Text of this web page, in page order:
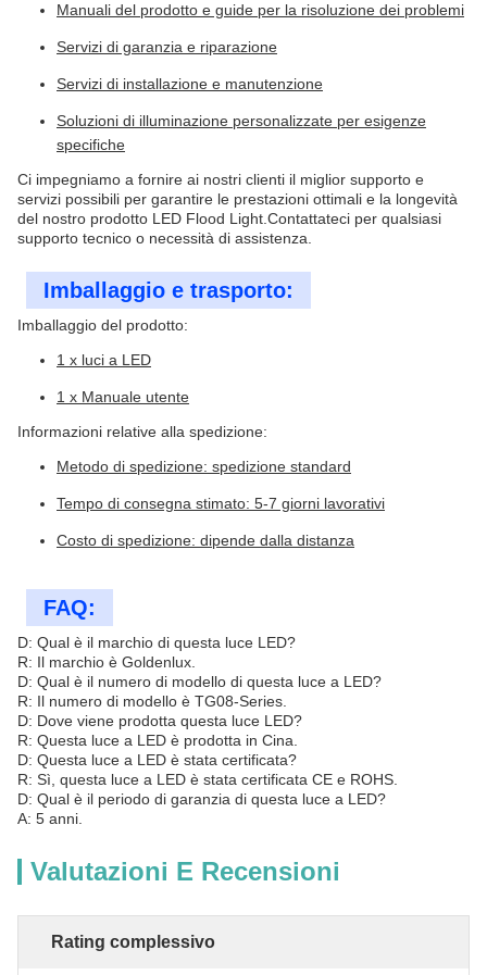
Manuali del prodotto e guide per la risoluzione dei problemi
Servizi di garanzia e riparazione
Servizi di installazione e manutenzione
Soluzioni di illuminazione personalizzate per esigenze
specifiche
Ci impegniamo a fornire ai nostri clienti il miglior supporto e
servizi possibili per garantire le prestazioni ottimali e la longevità
del nostro prodotto LED Flood Light.Contattateci per qualsiasi
supporto tecnico o necessità di assistenza.
Imballaggio e trasporto:
Imballaggio del prodotto:
1 x luci a LED
1 x Manuale utente
Informazioni relative alla spedizione:
Metodo di spedizione: spedizione standard
Tempo di consegna stimato: 5-7 giorni lavorativi
Costo di spedizione: dipende dalla distanza
FAQ:
D: Qual è il marchio di questa luce LED?
R: Il marchio è Goldenlux.
D: Qual è il numero di modello di questa luce a LED?
R: Il numero di modello è TG08-Series.
D: Dove viene prodotta questa luce LED?
R: Questa luce a LED è prodotta in Cina.
D: Questa luce a LED è stata certificata?
R: Sì, questa luce a LED è stata certificata CE e ROHS.
D: Qual è il periodo di garanzia di questa luce a LED?
A: 5 anni.
Valutazioni E Recensioni
Rating complessivo